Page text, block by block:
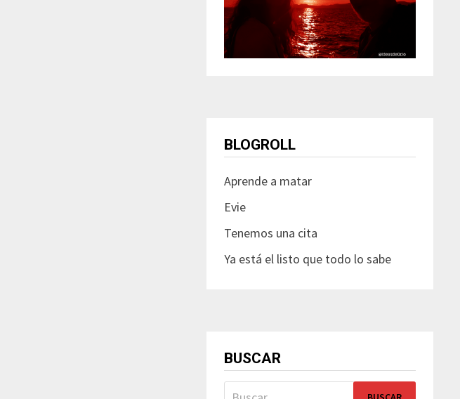
BLOGROLL
Aprende a matar
Evie
Tenemos una cita
Ya está el listo que todo lo sabe
BUSCAR
Buscar: